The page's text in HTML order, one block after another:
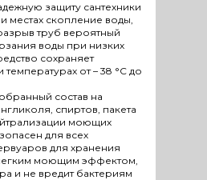
защиту сантехники
местах скопление воды,
труб вероятный
воды при низких
сохраняет
температурах от – 38 °С до
состав на
спиртов, пакета
моющих
для всех
для хранения
моющим эффектом,
и не вредит бактериям